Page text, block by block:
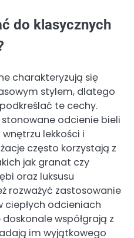
do klasycznych
charakteryzują się
stylem, dlatego
te cechy.
odcienie bieli
lekkości i
często korzystają z
jak granat czy
oraz luksusu
rozważyć zastosowanie
odcieniach
współgrają z
im wyjątkowego